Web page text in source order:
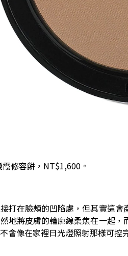
修容餅，NT$1,600。
打在臉頰的凹陷處，但其實這
地將皮膚的輪廓線柔焦在一起
會像在家裡日光燈照射那樣可控